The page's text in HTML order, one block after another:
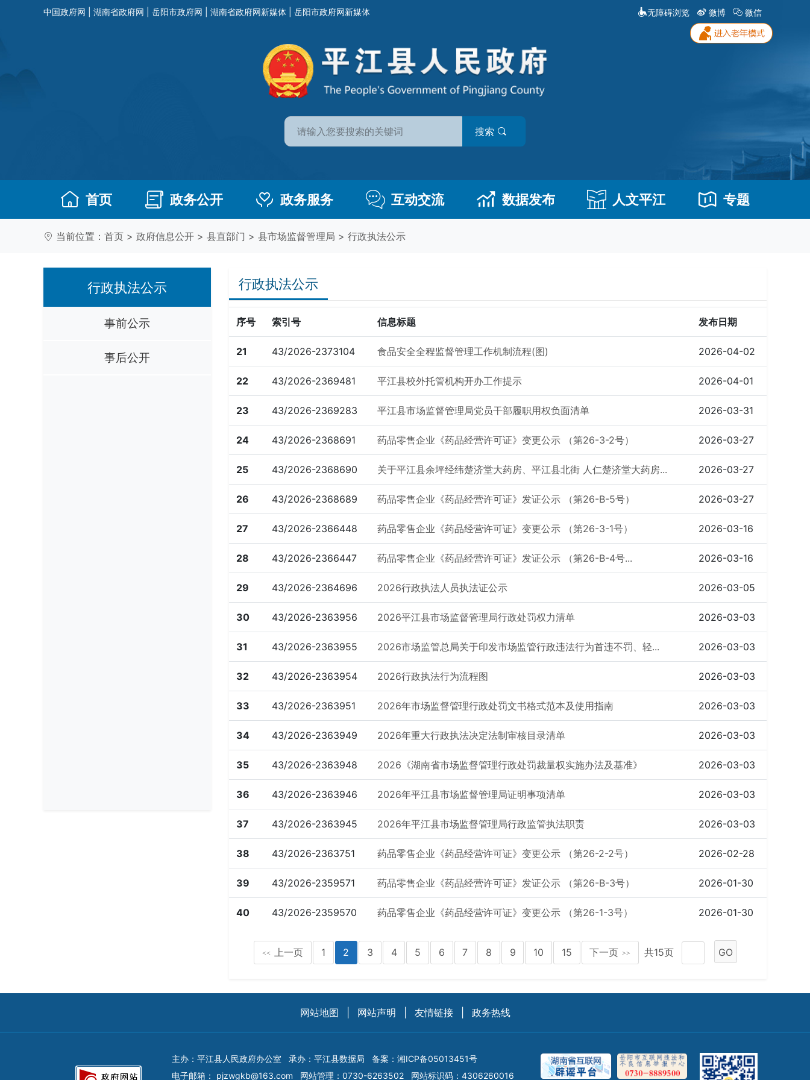
中国政府网 湖南省政府网 岳阳市政府网 湖南省政府网新媒体 岳阳市政府网新媒体 无障碍浏览 微博 微信
搜索
首页 政务公开 政务服务 互动交流 数据发布 人文平江 专题
当前位置： 首页 > 政府信息公开 > 县直部门 > 县市场监督管理局 > 行政执法公示
行政执法公示
事前公示
事后公开
行政执法公示
序号 索引号 信息标题 发布日期
21 43/2026-2373104 食品安全全程监督管理工作机制流程(图) 2026-04-02
22 43/2026-2369481 平江县校外托管机构开办工作提示 2026-04-01
23 43/2026-2369283 平江县市场监督管理局党员干部履职用权负面清单 2026-03-31
24 43/2026-2368691 药品零售企业《药品经营许可证》变更公示 （第26-3-2号） 2026-03-27
25 43/2026-2368690 关于平江县余坪经纬楚济堂大药房、平江县北街 人仁楚济堂大药房... 2026-03-27
26 43/2026-2368689 药品零售企业《药品经营许可证》发证公示 （第26-B-5号） 2026-03-27
27 43/2026-2366448 药品零售企业《药品经营许可证》变更公示 （第26-3-1号） 2026-03-16
28 43/2026-2366447 药品零售企业《药品经营许可证》发证公示 （第26-B-4号... 2026-03-16
29 43/2026-2364696 2026行政执法人员执法证公示 2026-03-05
30 43/2026-2363956 2026平江县市场监督管理局行政处罚权力清单 2026-03-03
31 43/2026-2363955 2026市场监管总局关于印发市场监管行政违法行为首违不罚、轻... 2026-03-03
32 43/2026-2363954 2026行政执法行为流程图 2026-03-03
33 43/2026-2363951 2026年市场监督管理行政处罚文书格式范本及使用指南 2026-03-03
34 43/2026-2363949 2026年重大行政执法决定法制审核目录清单 2026-03-03
35 43/2026-2363948 2026《湖南省市场监督管理行政处罚裁量权实施办法及基准》 2026-03-03
36 43/2026-2363946 2026年平江县市场监督管理局证明事项清单 2026-03-03
37 43/2026-2363945 2026年平江县市场监督管理局行政监管执法职责 2026-03-03
38 43/2026-2363751 药品零售企业《药品经营许可证》变更公示 （第26-2-2号） 2026-02-28
39 43/2026-2359571 药品零售企业《药品经营许可证》发证公示 （第26-B-3号） 2026-01-30
40 43/2026-2359570 药品零售企业《药品经营许可证》变更公示 （第26-1-3号） 2026-01-30
<< 上一页 1 2 3 4 5 6 7 8 9 10 15 下一页 >> 共15页 GO
网站地图 网站声明 友情链接 政务热线
主办：平江县人民政府办公室 承办：平江县数据局 备案： 湘ICP备05013451号
电子邮箱： pjzwgkb@163.com 网站管理：0730-6263502 网站标识码：4306260016